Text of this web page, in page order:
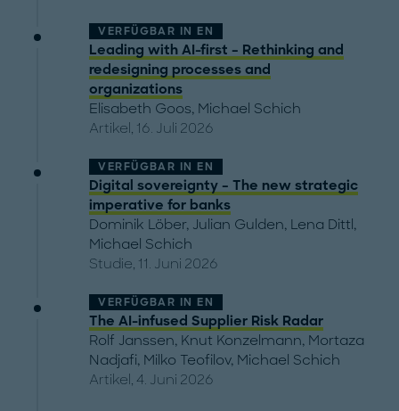
VERFÜGBAR IN EN
Leading with AI-first – Rethinking and
redesigning processes and
organizations
Elisabeth Goos, Michael Schich
Artikel, 16. Juli 2026
VERFÜGBAR IN EN
Digital sovereignty – The new strategic
imperative for banks
Dominik Löber, Julian Gulden, Lena Dittl,
Michael Schich
Studie, 11. Juni 2026
VERFÜGBAR IN EN
The AI-infused Supplier Risk Radar
Rolf Janssen, Knut Konzelmann, Mortaza
Nadjafi, Milko Teofilov, Michael Schich
Artikel, 4. Juni 2026